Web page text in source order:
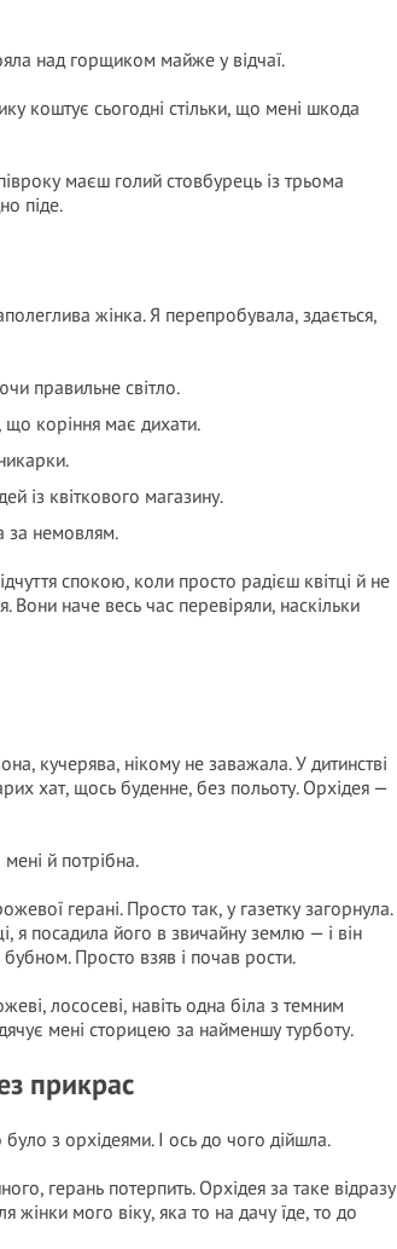
над горщиком майже у відчаї.
коштує сьогодні стільки, що мені шкода
маєш голий стовбурець із трьома
піде.
жінка. Я перепробувала, здається,
правильне світло.
коріння має дихати.
із квіткового магазину.
за немовлям.
спокою, коли просто радієш квітці й не
наче весь час перевіряли, наскільки
кучерява, нікому не заважала. У дитинстві
хат, щось буденне, без польоту. Орхідея —
й потрібна.
герані. Просто так, у газетку загорнула.
я посадила його в звичайну землю — і він
бубном. Просто взяв і почав рости.
лососеві, навіть одна біла з темним
мені сторицею за найменшу турботу.
прикрас
з орхідеями. І ось до чого дійшла.
герань потерпить. Орхідея за таке відразу
жінки мого віку, яка то на дачу їде, то до